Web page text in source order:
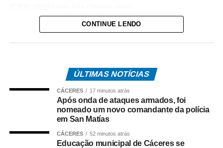
O percurso acessível inclui rampas de inclinação
adequada, circulação livre para cadeiras de rodas e
acessibilidade que permitem a visita a mezaninos e aos
níveis superiores sem comprometer o conceito
arquitetônico dos projetos. Nove banheiros foram
adaptados, oferecendo cabines exclusivas, áreas
familiares e, em alguns casos, instalações para crianças
e pessoas de baixa estatura.
CONTINUE LENDO
ÚLTIMAS NOTÍCIAS
CÁCERES 17 minutos atrás
Após onda de ataques armados, foi
nomeado um novo comandante da polícia
em San Matías
CÁCERES 52 minutos atrás
Educação municipal de Cáceres se